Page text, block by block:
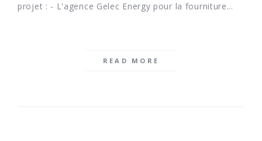
projet : - L'agence Gelec Energy pour la fourniture...
READ MORE